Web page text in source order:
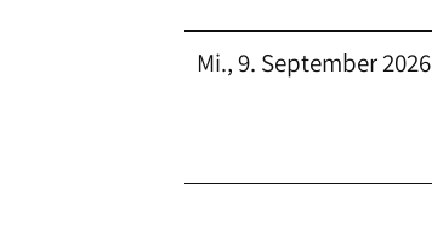
Mi., 9. September 2026